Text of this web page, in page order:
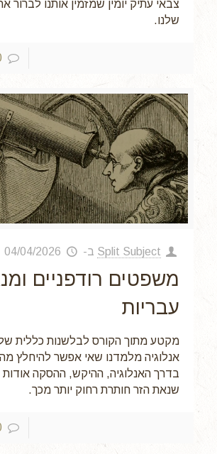
צבאי עתיק יומין שמזמין אותנו לברור
שלנו.
Split Subject ב- 04/04/2026
משפטים רודפניים
עבריות
מקטע מתוך הקורס לבלשנות כללית
אנלוגיה מלמדנו שאי אפשר להיחלץ
בדרך האנלוגיה, ההיקש, ההסקה אודות
שנאת הזר חותרת רחוק יותר מכך.